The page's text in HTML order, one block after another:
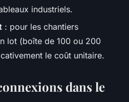
industriels.
: pour les chantiers
lot (boîte de 100 ou 200
le coût unitaire.
dans le